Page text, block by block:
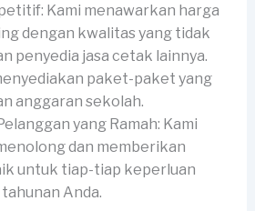
Kami menawarkan harga
dengan kwalitas yang tidak
penyedia jasa cetak lainnya.
paket-paket yang
anggaran sekolah.
yang Ramah: Kami
dan memberikan
untuk tiap-tiap keperluan
Anda.